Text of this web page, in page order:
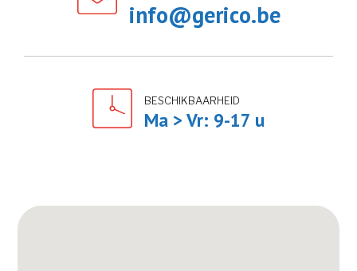
info@gerico.be
BESCHIKBAARHEID
Ma > Vr: 9-17 u